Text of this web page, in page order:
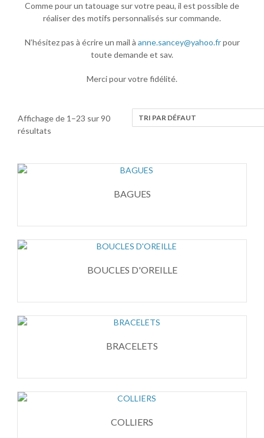
Comme pour un tatouage sur votre peau, il est possible de
réaliser des motifs personnalisés sur commande.
N’hésitez pas à écrire un mail à anne.sancey@yahoo.frpour
toute demande et sav.
Merci pour votre fidélité.
Affichage de 1–23 sur 90
résultats
BAGUES
BOUCLES D'OREILLE
BRACELETS
COLLIERS